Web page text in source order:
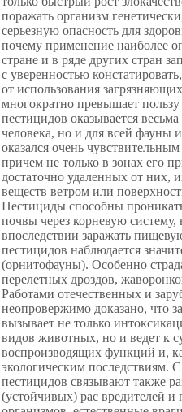
поражать организм
серьезную опасность для
почему применение наиболее
стране и в ряде других стран
с уверенностью
от использования
многократно превышает
пестицидов оказывается
человека, но и для всей фауны
оказался очень
причем не только в зонах его
достаточно удаленных от них,
веществ ветром или
Пестициды способны
почвы через корневую систему,
впоследствии заражать
пестицидов наблюдается
(орнитофауны). Особенно
перелетных дроздов,
Работами отечественных и
неопровержимо доказано, что
вызывает не только
видов животных, но и ведет к
воспроизводящих функций и,
экологическим последствиям.
пестицидов связывают также
(устойчивых) рас вредителей